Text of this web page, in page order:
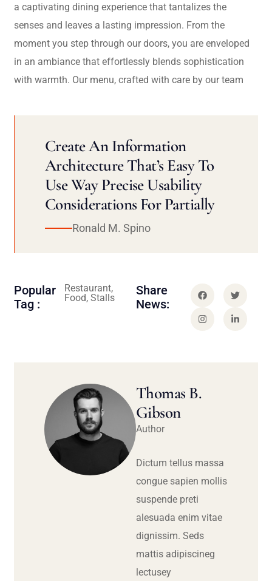
a captivating dining experience that tantalizes the
senses and leaves a lasting impression. From the
moment you step through our doors, you are enveloped
in an ambiance that effortlessly blends sophistication
with warmth. Our menu, crafted with care by our team
Create An Information
Architecture That’s Easy To
Use Way Precise Usability
Considerations For Partially
Ronald M. Spino
Popular
Tag :
Restaurant,
Food, Stalls
Share
News:
Thomas B.
Gibson
Author
Dictum tellus massa
congue sapien mollis
suspende preti
alesuada enim vitae
dignissim. Seds
mattis adipiscineg
lectusey